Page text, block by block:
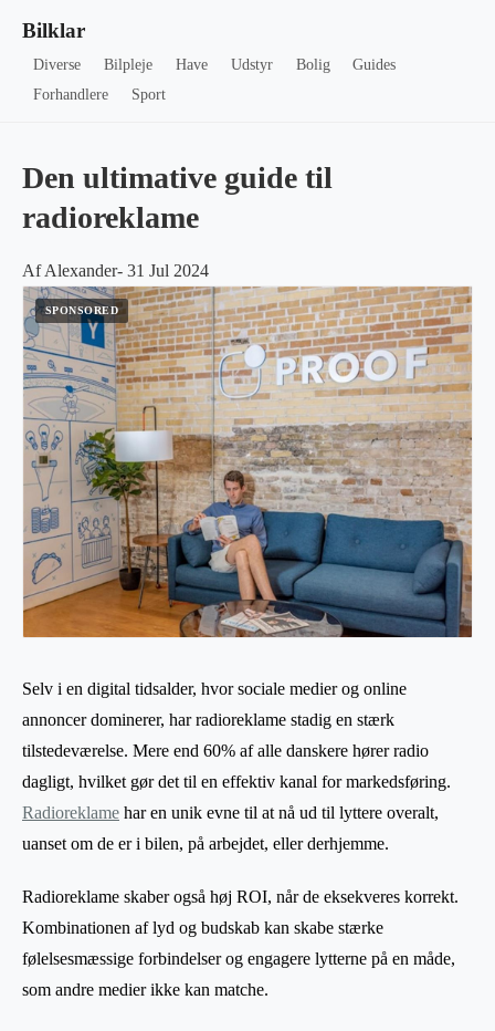
Bilklar
Diverse Bilpleje Have Udstyr Bolig
Guides
Forhandlere
Sport
Den ultimative guide til
radioreklame
Af Alexander- 31 Jul 2024
Selv i en digital tidsalder, hvor sociale medier og online
annoncer dominerer, har radioreklame stadig en stærk
tilstedeværelse. Mere end 60% af alle danskere hører radio
dagligt, hvilket gør det til en effektiv kanal for markedsføring.
Radioreklame har en unik evne til at nå ud til lyttere overalt,
uanset om de er i bilen, på arbejdet, eller derhjemme.
Radioreklame skaber også høj ROI, når de eksekveres korrekt.
Kombinationen af lyd og budskab kan skabe stærke
følelsesmæssige forbindelser og engagere lytterne på en måde,
som andre medier ikke kan matche.